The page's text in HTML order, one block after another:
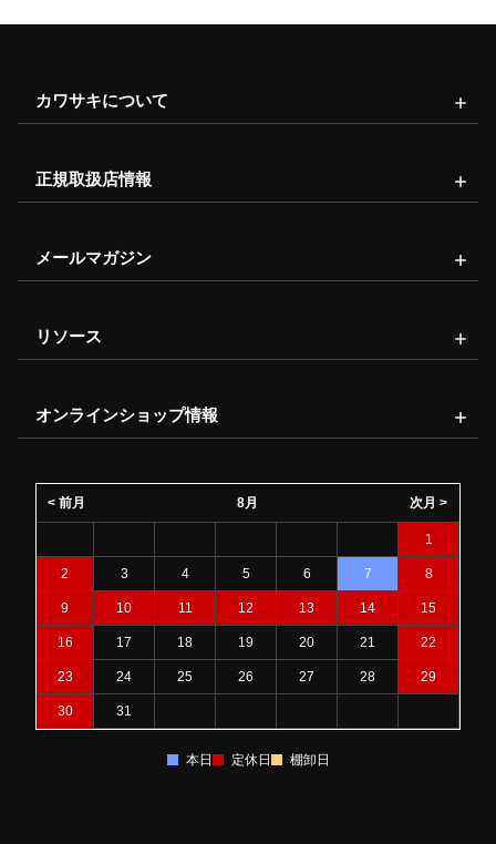
カワサキについて
正規取扱店情報
メールマガジン
リソース
オンラインショップ情報
8月
< 前月 次月 >
1
2 3 4 5 6 7 8
9 10 11 12 13 14 15
16 17 18 19 20 21 22
23 24 25 26 27 28 29
30 31
本日 定休日 棚卸日